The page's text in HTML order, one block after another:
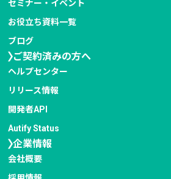
セミナー・イベント
お役立ち資料一覧
ブログ
ご契約済みの方へ
ヘルプセンター
リリース情報
開発者API
Autify Status
企業情報
会社概要